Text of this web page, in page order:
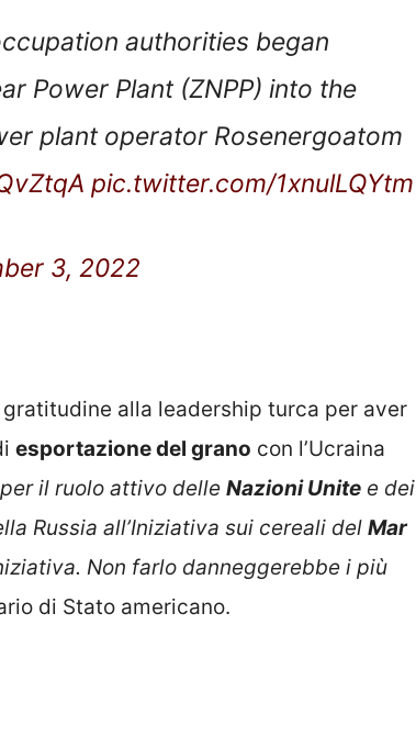
authorities began
Power Plant (ZNPP) into the
plant operator Rosenergoatom
pic.twitter.com/1xnulLQYtm
3, 2022
alla leadership turca per aver
esportazione del grano
con l’Ucraina
il ruolo attivo delle Nazioni Unite
e dei
Russia all’Iniziativa sui cereali del Mar
Non farlo danneggerebbe i più
di Stato americano.